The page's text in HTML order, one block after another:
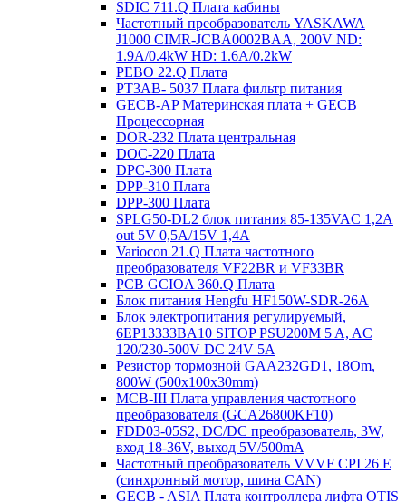
SDIC 711.Q Плата кабины
Частотный преобразователь YASKAWA
J1000 CIMR-JCBA0002BAA, 200V ND:
1.9A/0.4kW HD: 1.6A/0.2kW
PEBO 22.Q Плата
РТ3АВ- 5037 Плата фильтр питания
GECB-AP Материнская плата + GECB
Процессорная
DOR-232 Плата центральная
DOC-220 Плата
DPC-300 Плата
DPP-310 Плата
DPP-300 Плата
SPLG50-DL2 блок питания 85-135VAC 1,2А
out 5V 0,5А/15V 1,4А
Variocon 21.Q Плата частотного
преобразователя VF22BR и VF33BR
PCB GCIOA 360.Q Плата
Блок питания Hengfu HF150W-SDR-26A
Блок электропитания регулируемый,
6EP13333BA10 SITOP PSU200M 5 A, AC
120/230-500V DC 24V 5A
Резистор тормозной GAA232GD1, 18Om,
800W (500x100x30mm)
MCB-III Плата управления частотного
преобразователя (GCA26800KF10)
FDD03-05S2, DC/DC преобразователь, 3W,
вход 18-36V, выход 5V/500mA
Частотный преобразователь VVVF CPI 26 E
(синхронный мотор, шина CAN)
GECB - ASIA Плата контроллера лифта OTIS